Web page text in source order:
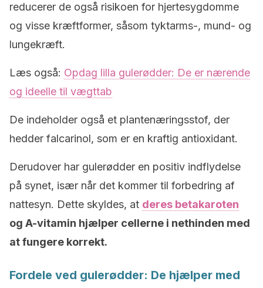
reducerer de også risikoen for hjertesygdomme
og visse kræftformer, såsom tyktarms-, mund- og
lungekræft.
Læs også: Opdag lilla gulerødder: De er nærende
og ideelle til vægttab
De indeholder også et plantenæringsstof, der
hedder falcarinol, som er en kraftig antioxidant.
Derudover har gulerødder en positiv indflydelse
på synet, især når det kommer til forbedring af
nattesyn. Dette skyldes, at deres betakaroten
og A-vitamin hjælper cellerne i nethinden med
at fungere korrekt.
Fordele ved gulerødder: De hjælper med